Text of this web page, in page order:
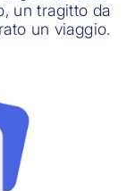
un tragitto da
un viaggio.